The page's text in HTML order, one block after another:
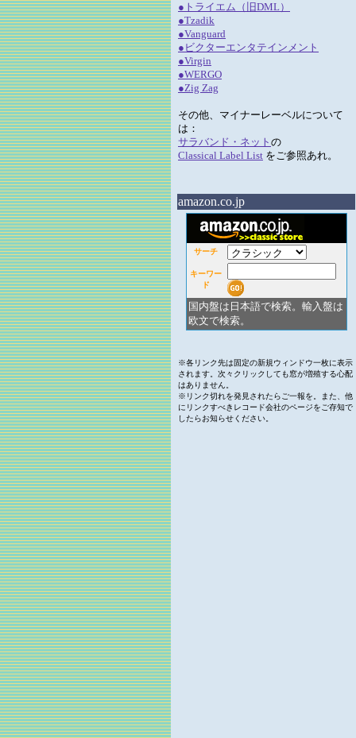
●トライエム（旧DML）
●Tzadik
●Vanguard
●ビクターエンタテインメント
●Virgin
●WERGO
●Zig Zag
その他、マイナーレーベルについて
は：
サラバンド・ネット の
Classical Label List をご参照あれ。
amazon.co.jp
サーチ
キーワー
ド
国内盤は日本語で検索。輸入盤は
欧文で検索。
※各リンク先は固定の新規ウィンドウ一枚に表示
されます。次々クリックしても窓が増殖する心配
はありません。
※リンク切れを発見されたらご一報を。また、他
にリンクすべきレコード会社のページをご存知で
したらお知らせください。